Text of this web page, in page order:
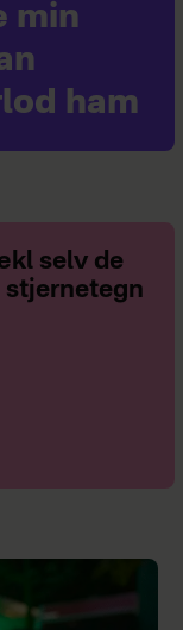
min
ham
selv de
stjernetegn